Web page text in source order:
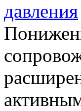
давления